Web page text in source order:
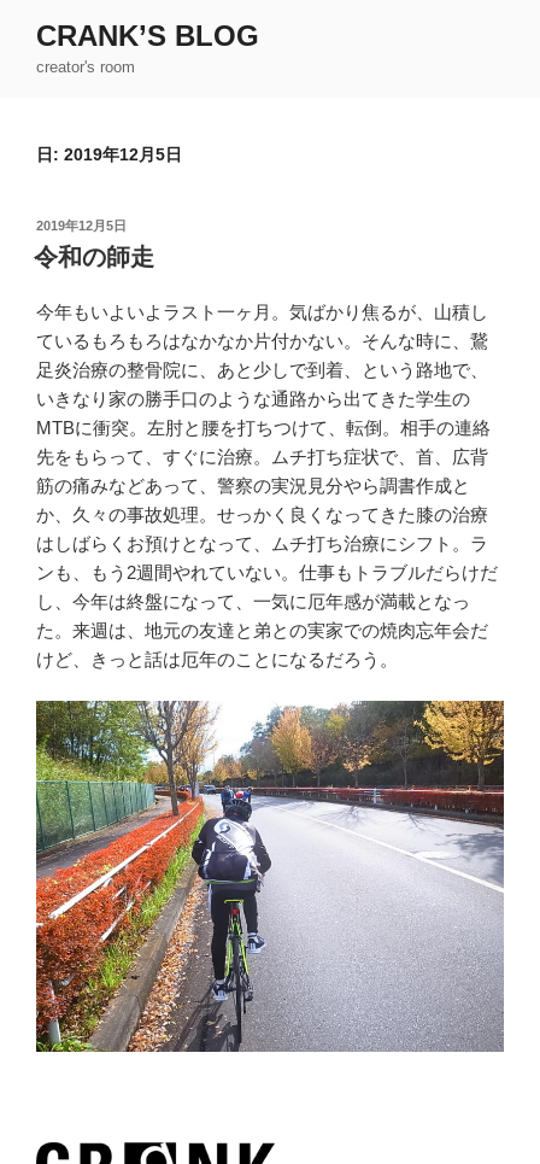
CRANK’S BLOG
creator's room
日: 2019年12月5日
投
稿
日:
2019年12月5日
令和の師走
今年もいよいよラスト一ヶ月。気ばかり焦るが、山積し
ているもろもろはなかなか片付かない。そんな時に、鵞
足炎治療の整骨院に、あと少しで到着、という路地で、
いきなり家の勝手口のような通路から出てきた学生の
MTBに衝突。左肘と腰を打ちつけて、転倒。相手の連絡
先をもらって、すぐに治療。ムチ打ち症状で、首、広背
筋の痛みなどあって、警察の実況見分やら調書作成と
か、久々の事故処理。せっかく良くなってきた膝の治療
はしばらくお預けとなって、ムチ打ち治療にシフト。ラ
ンも、もう2週間やれていない。仕事もトラブルだらけだ
し、今年は終盤になって、一気に厄年感が満載となっ
た。来週は、地元の友達と弟との実家での焼肉忘年会だ
けど、きっと話は厄年のことになるだろう。